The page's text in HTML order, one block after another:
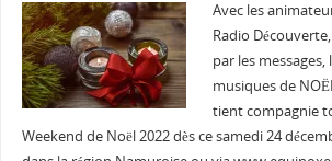
Avec les
Radio
par les
musiques de
tient compagnie
Weekend de Noël 2022 dès ce samedi 24